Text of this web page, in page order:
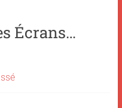
Écrans…